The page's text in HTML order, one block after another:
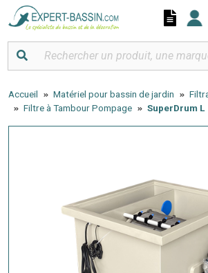
Accueil Matériel pour bassin de jardin
Filtre à Tambour Pompage
SuperDrum L
Panneau de gestion des cookies